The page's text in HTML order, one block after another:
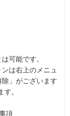
可能です。
は右上のメニュ
」がございます
。
項